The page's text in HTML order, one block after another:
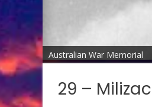
Australian War Memorial
29 – Milizac